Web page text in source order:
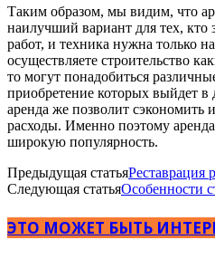
Таким образом, мы видим, что
наилучший вариант для тех, кто
работ, и техника нужна только
осуществляете строительство
то могут понадобиться
приобретение которых выйдет в
аренда же позволит сэкономить
расходы. Именно поэтому
широкую популярность.
Предыдущая статьяРеставрация
Следующая статьяОсобенности
ЭТО МОЖЕТ БЫТЬ